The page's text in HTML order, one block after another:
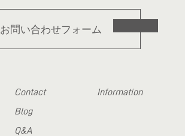
お問い合わせフォーム
Contact
Blog
Q&A
Information